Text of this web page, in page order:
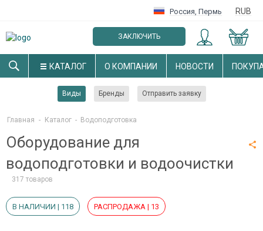
Россия, Пермь RUB
ЗАКЛЮЧИТЬ
ОПТОВЫЙ ДОГОВОР
КАТАЛОГ О КОМПАНИИ НОВОСТИ
Виды Бренды Отправить заявку
Главная - Каталог - Водоподготовка
Оборудование для
водоподготовки и водоочистки
317 товаров
В НАЛИЧИИ | 118 РАСПРОДАЖА | 13